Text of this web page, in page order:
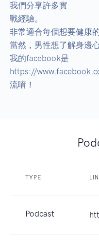
我們分享許多實
戰經驗。
非常適合每個想要健康
當然，男性想了解身邊
我的facebook是
https://
流唷！
TYPE
Podcast